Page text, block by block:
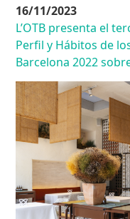
16/11/2023
L’OTB presenta el
Perfil y Hábitos de
Barcelona 2022